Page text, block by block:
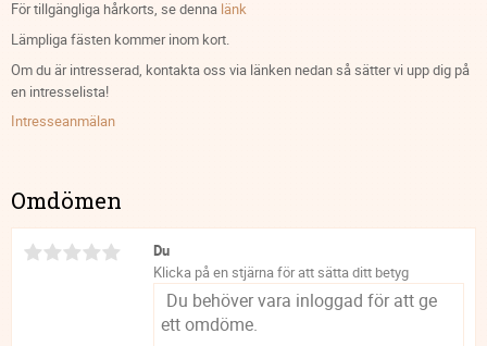
För tillgängliga hårkorts, se denna länk
Lämpliga fästen kommer inom kort.
Om du är intresserad, kontakta oss via länken nedan så sätter vi upp dig på
en intresselista!
Intresseanmälan
Omdömen
Du
Klicka på en stjärna för att sätta ditt betyg